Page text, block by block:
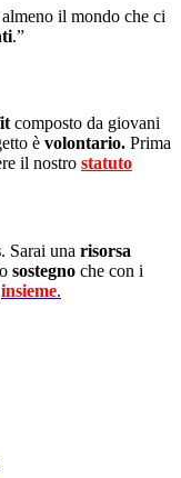
il mondo che ci
.”
composto da giovani
è volontario. Prima
il nostro statuto
. Sarai una risorsa
sostegno che con i
insieme.